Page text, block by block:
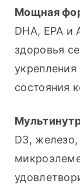
Мощная
DHA, EPA и
здоровья
состояния
D3,